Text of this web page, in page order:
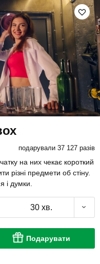
подарували 37 127 разів
на них чекає короткий
різні предмети об стіну.
і думки.
30 хв.
Подарувати